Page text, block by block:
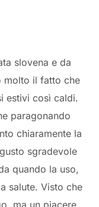
slovena e da
molto il fatto che
estivi così caldi.
paragonando
chiaramente la
sgradevole
quando la uso,
salute. Visto che